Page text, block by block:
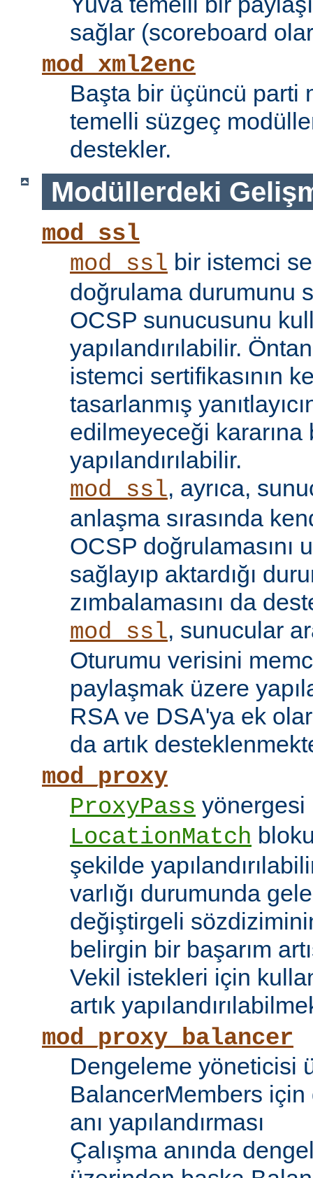
sağlar (scoreboard
mod_xml2enc
Başta bir üçüncü parti
temelli süzgeç
destekler.
Modüllerdeki
mod_ssl
mod_ssl bir istemci
doğrulama durumunu
OCSP sunucusunu
yapılandırılabilir.
istemci sertifikasının
tasarlanmış
edilmeyeceği kararına
yapılandırılabilir.
mod_ssl, ayrıca,
anlaşma sırasında
OCSP doğrulamasını
sağlayıp aktardığı
zımbalamasını da
mod_ssl, sunucular
Oturumu verisini
paylaşmak üzere
RSA ve DSA'ya ek
da artık
mod_proxy
ProxyPass
LocationMatch
şekilde
varlığı durumunda
değiştirgeli
belirgin bir başarım
Vekil istekleri için
artık
mod_proxy_balancer
Dengeleme yöneticisi
BalancerMembers için
anı yapılandırması
Çalışma anında